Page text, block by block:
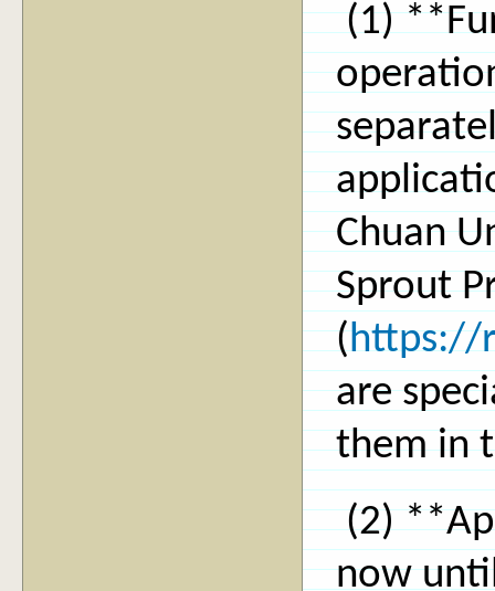
(1)
Chuan
Sprout
(https://
are
them in
(2)
now